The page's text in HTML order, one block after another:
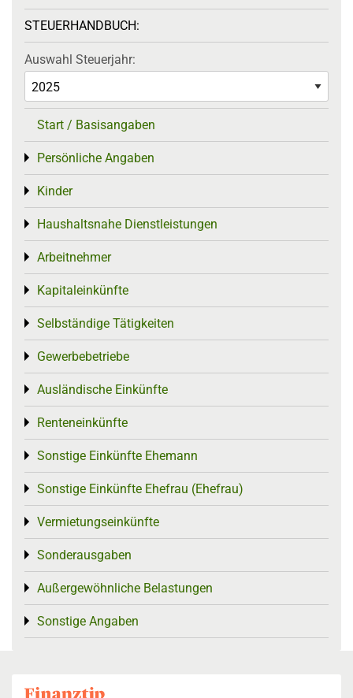
STEUERHANDBUCH:
Auswahl Steuerjahr:
Start / Basisangaben
Persönliche Angaben
Toggle menu
Kinder
Toggle menu
Haushaltsnahe Dienstleistungen
Toggle menu
Arbeitnehmer
Toggle menu
Kapitaleinkünfte
Toggle menu
Selbständige Tätigkeiten
Toggle menu
Gewerbebetriebe
Toggle menu
Ausländische Einkünfte
Toggle menu
Renteneinkünfte
Toggle menu
Sonstige Einkünfte Ehemann
Toggle menu
Sonstige Einkünfte Ehefrau (Ehefrau)
Toggle menu
Vermietungseinkünfte
Toggle menu
Sonderausgaben
Toggle menu
Außergewöhnliche Belastungen
Toggle menu
Sonstige Angaben
Toggle menu